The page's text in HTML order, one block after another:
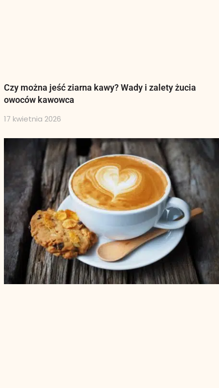
Czy można jeść ziarna kawy? Wady i zalety żucia
owoców kawowca
17 kwietnia 2026